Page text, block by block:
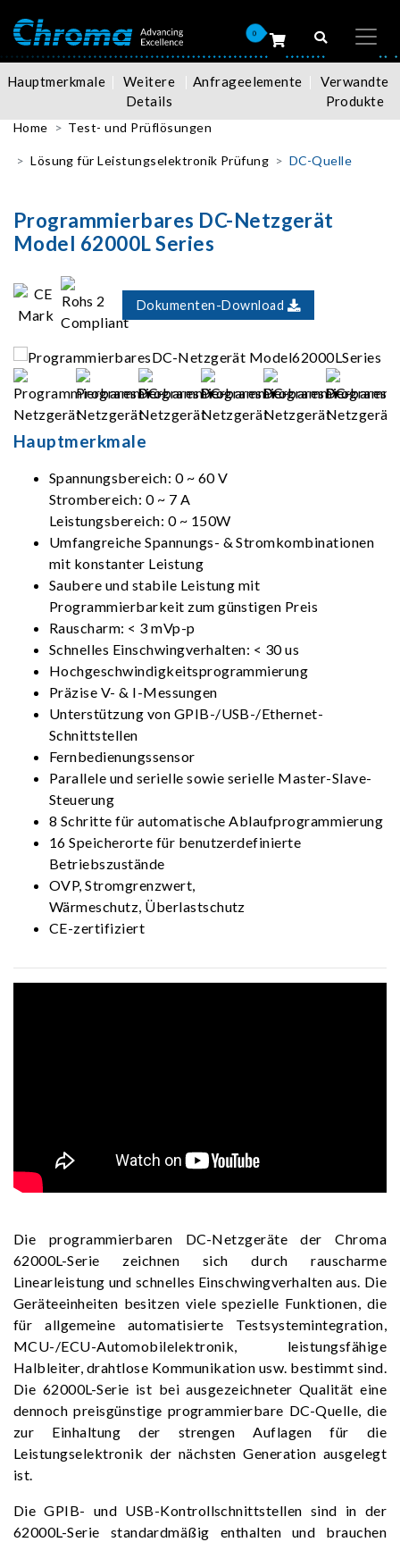
0
Hauptmerkmale
Weitere
Details
Anfrageelemente
Verwandte
Produkte
Home Test- und Prüflösungen
Lösung für Leistungselektronik Prüfung DC-Quelle
Programmierbares DC-Netzgerät
Model 62000L Series
Dokumenten-Download
Hauptmerkmale
Spannungsbereich: 0 ~ 60 V
Strombereich: 0 ~ 7 A
Leistungsbereich: 0 ~ 150W
Umfangreiche Spannungs- & Stromkombinationen
mit konstanter Leistung
Saubere und stabile Leistung mit
Programmierbarkeit zum günstigen Preis
Rauscharm: < 3 mVp-p
Schnelles Einschwingverhalten: < 30 us
Hochgeschwindigkeitsprogrammierung
Präzise V- & I-Messungen
Unterstützung von GPIB-/USB-/Ethernet-
Schnittstellen
Fernbedienungssensor
Parallele und serielle sowie serielle Master-Slave-
Steuerung
8 Schritte für automatische Ablaufprogrammierung
16 Speicherorte für benutzerdefinierte
Betriebszustände
OVP, Stromgrenzwert,
Wärmeschutz, Überlastschutz
CE-zertifiziert
Die programmierbaren DC-Netzgeräte der Chroma
62000L-Serie zeichnen sich durch rauscharme
Linearleistung und schnelles Einschwingverhalten aus. Die
Geräteeinheiten besitzen viele spezielle Funktionen, die
für allgemeine automatisierte Testsystemintegration,
MCU-/ECU-Automobilelektronik, leistungsfähige
Halbleiter, drahtlose Kommunikation usw. bestimmt sind.
Die 62000L-Serie ist bei ausgezeichneter Qualität eine
dennoch preisgünstige programmierbare DC-Quelle, die
zur Einhaltung der strengen Auflagen für die
Leistungselektronik der nächsten Generation ausgelegt
ist.
Die GPIB- und USB-Kontrollschnittstellen sind in der
62000L-Serie standardmäßig enthalten und brauchen